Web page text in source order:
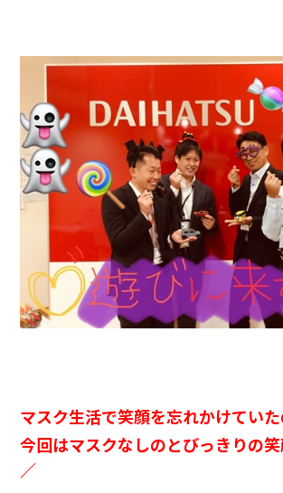
マスク生活で笑顔を忘れかけてい
今回はマスクなしのとびっきりの
／